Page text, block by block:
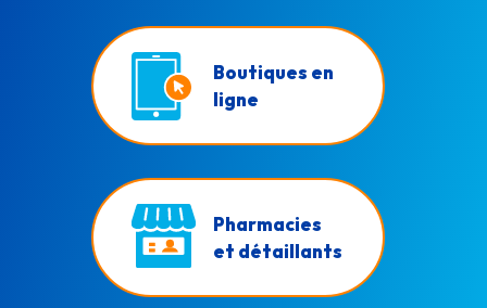
Boutiques en
ligne
Pharmacies
et détaillants